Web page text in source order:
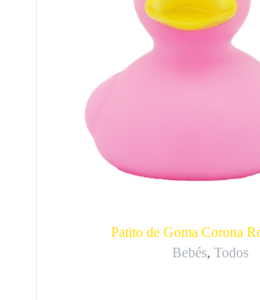
Patito de Goma Corona
Bebés,Todos